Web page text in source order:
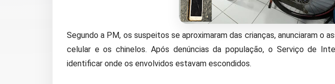
Segundo a PM, os suspeitos se aproximaram das crianças, anunciaram o
celular e os chinelos. Após denúncias da população, o Serviço de
identificar onde os envolvidos estavam escondidos.